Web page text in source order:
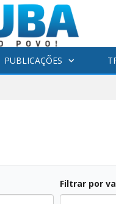
PUBLICAÇÕES
Filtrar por